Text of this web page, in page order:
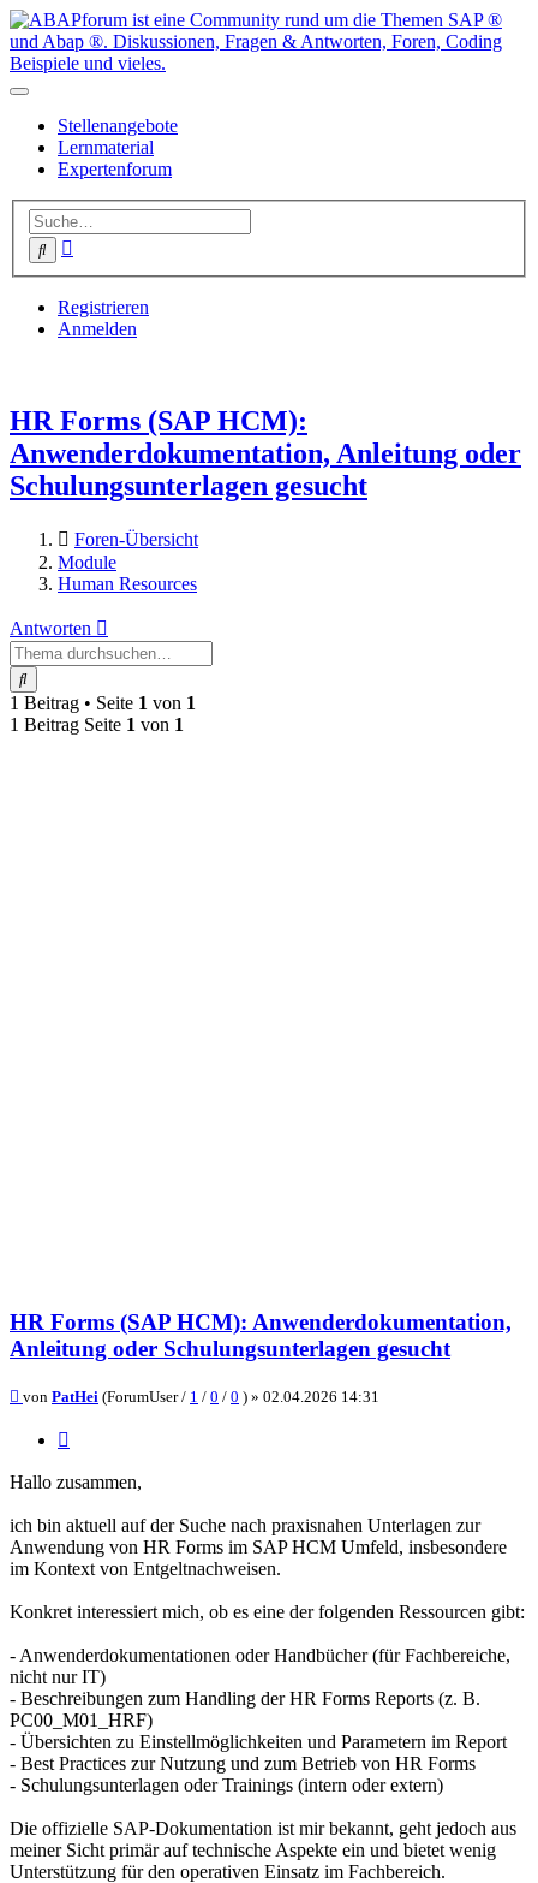
Stellenangebote
Lernmaterial
Expertenforum
Suche
Registrieren
Anmelden
HR Forms (SAP HCM):
Anwenderdokumentation, Anleitung oder
Schulungsunterlagen gesucht
Foren-Übersicht
Module
Human Resources
Antworten
Suche
1 Beitrag • Seite 1 von 1
1 Beitrag Seite 1 von 1
HR Forms (SAP HCM): Anwenderdokumentation,
Anleitung oder Schulungsunterlagen gesucht
Beitrag
von PatHei (ForumUser / 1 / 0 / 0 ) » 02.04.2026 14:31
Hallo zusammen,
ich bin aktuell auf der Suche nach praxisnahen Unterlagen zur
Anwendung von HR Forms im SAP HCM Umfeld, insbesondere
im Kontext von Entgeltnachweisen.
Konkret interessiert mich, ob es eine der folgenden Ressourcen gibt:
- Anwenderdokumentationen oder Handbücher (für Fachbereiche,
nicht nur IT)
- Beschreibungen zum Handling der HR Forms Reports (z. B.
PC00_M01_HRF)
- Übersichten zu Einstellmöglichkeiten und Parametern im Report
- Best Practices zur Nutzung und zum Betrieb von HR Forms
- Schulungsunterlagen oder Trainings (intern oder extern)
Die offizielle SAP-Dokumentation ist mir bekannt, geht jedoch aus
meiner Sicht primär auf technische Aspekte ein und bietet wenig
Unterstützung für den operativen Einsatz im Fachbereich.